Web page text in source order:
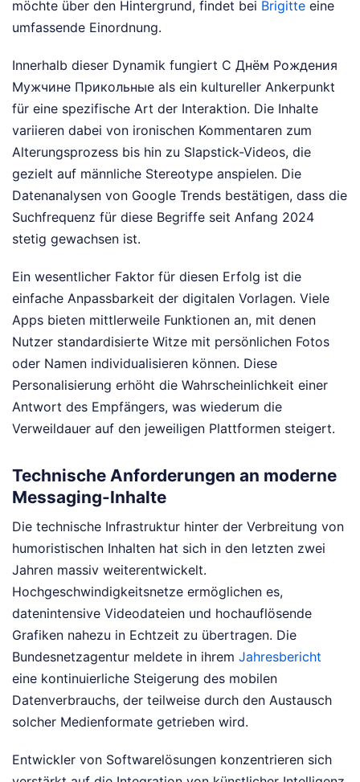
möchte über den Hintergrund, findet bei Brigitte eine
umfassende Einordnung.
Innerhalb dieser Dynamik fungiert С Днём Рождения
Мужчине Прикольные als ein kultureller Ankerpunkt
für eine spezifische Art der Interaktion. Die Inhalte
variieren dabei von ironischen Kommentaren zum
Alterungsprozess bis hin zu Slapstick-Videos, die
gezielt auf männliche Stereotype anspielen. Die
Datenanalysen von Google Trends bestätigen, dass die
Suchfrequenz für diese Begriffe seit Anfang 2024
stetig gewachsen ist.
Ein wesentlicher Faktor für diesen Erfolg ist die
einfache Anpassbarkeit der digitalen Vorlagen. Viele
Apps bieten mittlerweile Funktionen an, mit denen
Nutzer standardisierte Witze mit persönlichen Fotos
oder Namen individualisieren können. Diese
Personalisierung erhöht die Wahrscheinlichkeit einer
Antwort des Empfängers, was wiederum die
Verweildauer auf den jeweiligen Plattformen steigert.
Technische Anforderungen an moderne
Messaging-Inhalte
Die technische Infrastruktur hinter der Verbreitung von
humoristischen Inhalten hat sich in den letzten zwei
Jahren massiv weiterentwickelt.
Hochgeschwindigkeitsnetze ermöglichen es,
datenintensive Videodateien und hochauflösende
Grafiken nahezu in Echtzeit zu übertragen. Die
Bundesnetzagentur meldete in ihrem Jahresbericht
eine kontinuierliche Steigerung des mobilen
Datenverbrauchs, der teilweise durch den Austausch
solcher Medienformate getrieben wird.
Entwickler von Softwarelösungen konzentrieren sich